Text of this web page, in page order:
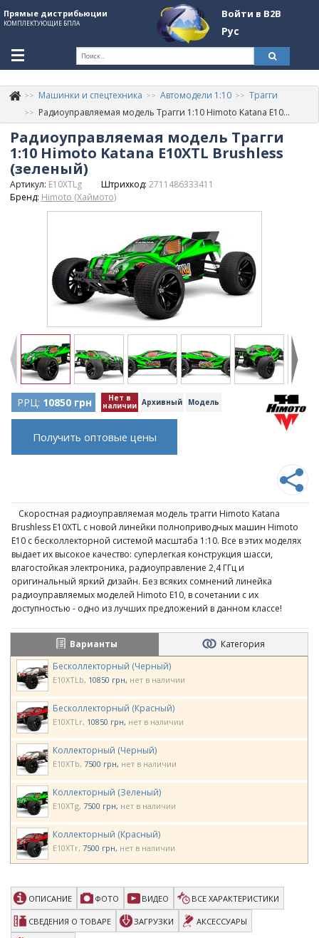
Прямые дистрибьюции
КОМПЛЕКТУЮЩИЕ БПЛА
Войти в B2B
Рус
+380507774092
Информация о компании
About Company
Обзоры
Войти в B2B
Стать партнером
Машинки и спецтехника Автомодели 1:10
Трагги
Радиоуправляемая модель Трагги 1:10 Himoto Katana E10XTL Brushless (зеленый)
Радиоуправляемая модель Трагги
1:10 Himoto Katana E10XTL Brushless
(зеленый)
Артикул: E10XTLg Штрихкод: 2711486333411
Бренд: Himoto (Хаймото)
РРЦ: 10850 грн Нет в
наличии Архивный Модель
Получить оптовые цены
Скоростная радиоуправляемая модель трагги Himoto Katana
Brushless E10XTL с новой линейки полноприводных машин Himoto
E10 с бесколлекторной системой масштаба 1:10. Все в этих моделях
выдает их высокое качество: суперлегкая конструкция шасси,
влагостойкая электроника, радиоуправление 2,4 ГГц и
оригинальный яркий дизайн. Без всяких сомнений линейка
радиоуправляемых моделей Himoto E10, в сочетании с их
доступностью - одно из лучших предложений в данном классе!
Варианты
Категория
Бесколлекторный (Черный)
E10XTLb 10850 грн нет в наличии
Бесколлекторный (Красный)
E10XTLr 10850 грн нет в наличии
Коллекторный (Черный)
E10XTb 7500 грн нет в наличии
Коллекторный (Зеленый)
E10XTg 7500 грн нет в наличии
Коллекторный (Красный)
E10XTr 7500 грн нет в наличии
ОПИСАНИЕ ФОТО ВИДЕО ВСЕ ХАРАКТЕРИСТИКИ
СВЕДЕНИЯ О ТОВАРЕ ЗАГРУЗКИ АКСЕССУАРЫ